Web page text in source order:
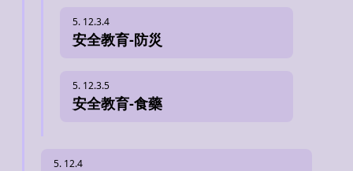
安全教育-防災
安全教育-食藥